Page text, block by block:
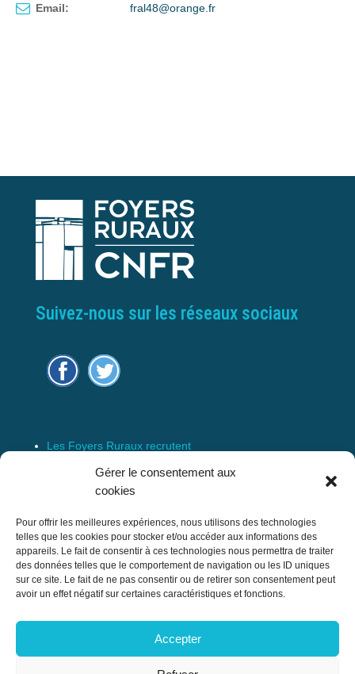
Gérer le consentement aux
cookies
Pour offrir les meilleures expériences, nous utilisons des technologies
telles que les cookies pour stocker et/ou accéder aux informations des
appareils. Le fait de consentir à ces technologies nous permettra de traiter
des données telles que le comportement de navigation ou les ID uniques
sur ce site. Le fait de ne pas consentir ou de retirer son consentement peut
avoir un effet négatif sur certaines caractéristiques et fonctions.
Accepter
Email: fral48@orange.fr
Suivez-nous sur les réseaux sociaux
Les Foyers Ruraux recrutent
Connexion
Espace Membre
Confédération Nationale des Foyers Ruraux
& Associations de développement et
17 rue Navoiseau – 93100 MONTREUIL